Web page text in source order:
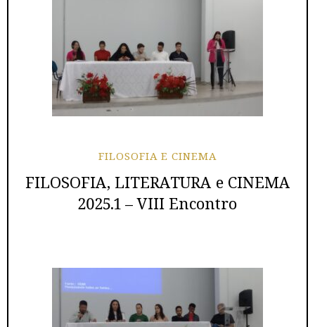
FILOSOFIA E CINEMA
FILOSOFIA, LITERATURA e CINEMA
2025.1 – VIII Encontro